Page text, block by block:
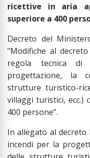
ricettive in aria
superiore a 400
Decreto del
"Modifiche al
regola tecnica di
progettazione, la
strutture turistico-
villaggi turistici, ecc.)
400 persone”.
In allegato al decreto
incendi per la